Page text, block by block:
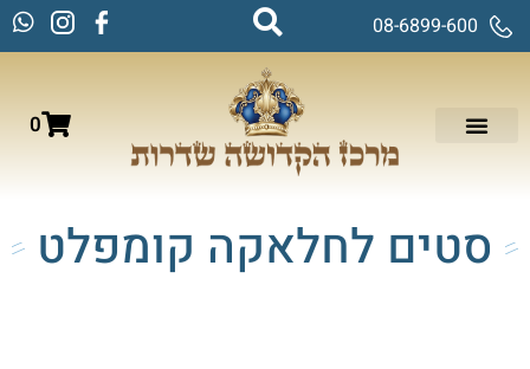
08-6899-600
0
סטים לחלאקה קומפלט